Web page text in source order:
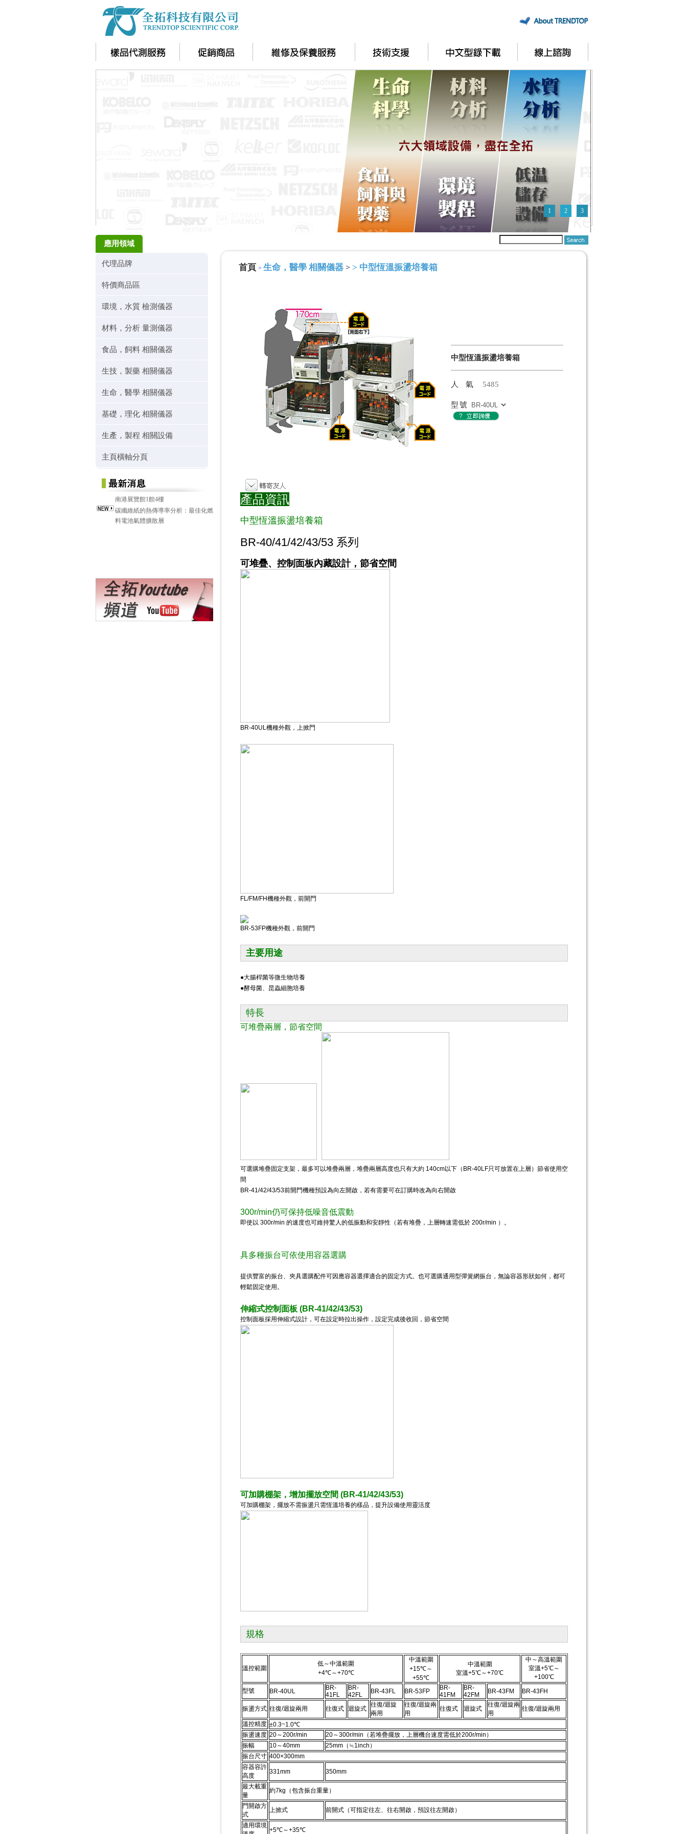
1 2 3
應用領域
代理品牌
特價商品區
環境，水質 檢測儀器
材料，分析 量測儀器
食品，飼料 相關儀器
生技，製藥 相關儀器
生命，醫學 相關儀器
基礎，理化 相關儀器
生產，製程 相關設備
主頁橫軸分頁
2026 亞洲生技大展 - 2026/7/16 ~ 7/19
南港展覽館1館4樓
碳纖維紙的熱傳導率分析：最佳化燃
料電池氣體擴散層
首頁 > 生命，醫學 相關儀器 > > 中型恆溫振盪培養箱
中型恆溫振盪培養箱
人氣 5485
型號
產品資訊
中型恆溫振盪培養箱
BR-40/41/42/43/53 系列
可堆疊、控制面板內藏設計，節省空間
BR-40UL機種外觀，上掀門
FL/FM/FH機種外觀，前開門
BR-53FP機種外觀，前開門
主要用途
●大腸桿菌等微生物培養
●酵母菌、昆蟲細胞培養
特長
可堆疊兩層，節省空間
可選購堆疊固定支架，最多可以堆疊兩層，堆疊兩層高度也只有大約 140cm以下（BR-40LF只可放置在上層）節省使用空
間
BR-41/42/43/53前開門機種預設為向左開啟，若有需要可在訂購時改為向右開啟
300r/min仍可保持低噪音低震動
即使以 300r/min 的速度也可維持驚人的低振動和安靜性（若有堆疊，上層轉速需低於 200r/min ）。
具多種振台可依使用容器選購
提供豐富的振台、夾具選購配件可因應容器選擇適合的固定方式。也可選購通用型彈簧網振台，無論容器形狀如何，都可
輕鬆固定使用。
伸縮式控制面板 (BR-41/42/43/53)
控制面板採用伸縮式設計，可在設定時拉出操作，設定完成後收回，節省空間
可加購棚架，增加擺放空間 (BR-41/42/43/53)
可加購棚架，擺放不需振盪只需恆溫培養的樣品，提升設備使用靈活度
規格
溫控範圍
低～中溫範圍
+4℃～+70℃
中溫範圍
+15℃～
+55℃
中溫範圍
室溫+5℃～+70℃
中～高溫範圍
室溫+5℃～
+100℃
型號
BR-40UL
BR-
41FL
BR-
42FL
BR-43FL BR-53FP
BR-
41FM
BR-
42FM
BR-43FM BR-43FH
振盪方式 往復/迴旋兩用 往復式 迴旋式
往復/迴旋
兩用
往復/迴旋兩
用
往復式 迴旋式
往復/迴旋兩
用
往復/迴旋兩用
溫控精度 ±0.3~1.0℃
振盪速度 20～200r/min
20～300r/min（若堆疊擺放，上層機台速度需低於200r/min）
振幅
10～40mm
25mm（≒1inch）
振台尺寸 400×300mm
容器容許
高度
331mm 350mm
最大載重
量
約7kg（包含振台重量）
門開啟方
式
上掀式 前開式（可指定往左、往右開啟，預設往左開啟）
適用環境
+5℃～+35℃